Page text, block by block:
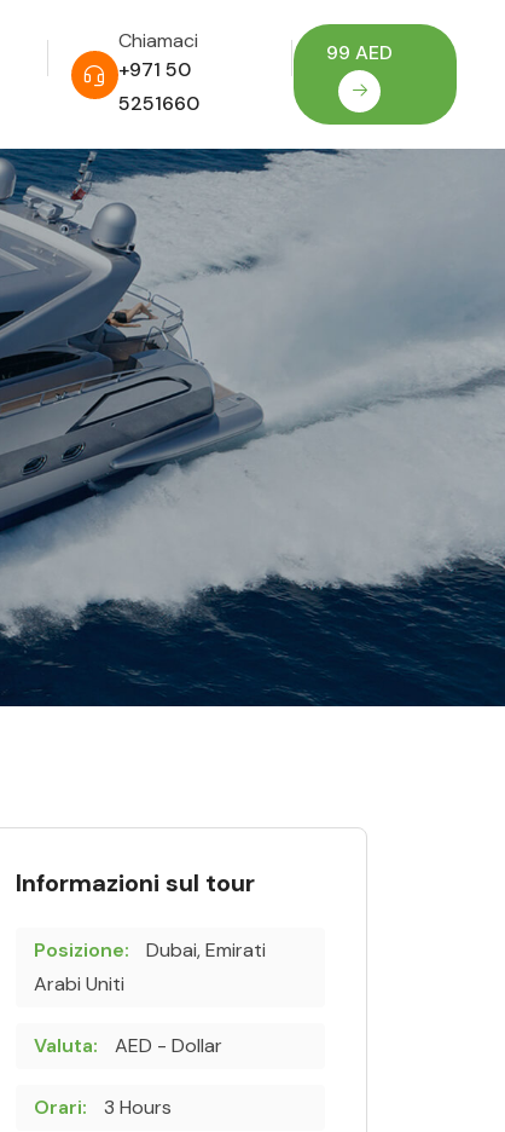
Chiamaci
+971 50
5251660
99 AED
Informazioni sul tour
Posizione:
Dubai, Emirati
Arabi Uniti
Valuta: AED - Dollar
Orari: 3 Hours